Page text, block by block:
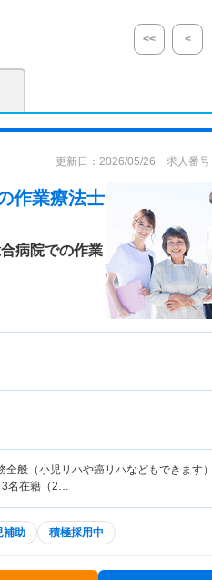
切な対応を行っています。また、小児
ビス、災害時の医療支援、さらには
ます。
<< <
更新日：2026/05/26 求人番号
作業療法士
病院での作業
全般（小児リハや癌リハなどもできます
名在籍（2…
補助 積極採用中